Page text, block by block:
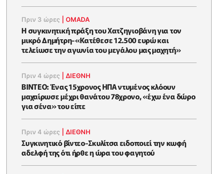
Πριν 3 ώρες |OMADA
Η συγκινητική πράξη του Χατζηγιοβάνη για τον
μικρό Δημήτρη-«Κατέθεσε 12.500 ευρώ και
τελείωσε την αγωνία του μεγάλου μας μαχητή»
Πριν 4 ώρες |ΔΙΕΘΝΗ
ΒΙΝΤΕΟ: Ένας 15χρονος ΗΠΑ ντυμένος κλόουν
μαχαίρωσε μέχρι θανάτου 78χρονο, «έχω ένα δώρο
για σένα» του είπε
Πριν 4 ώρες |ΔΙΕΘΝΗ
Συγκινητικό βίντεο-Σκυλίτσα ειδοποιεί την κωφή
αδελφή της ότι ήρθε η ώρα του φαγητού